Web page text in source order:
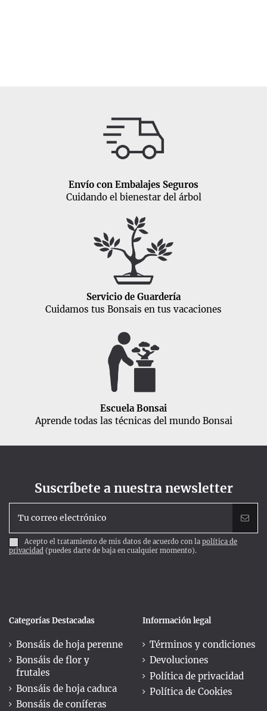
Envío con Embalajes Seguros
Cuidando el bienestar del árbol
Servicio de Guardería
Cuidamos tus Bonsais en tus vacaciones
Escuela Bonsai
Aprende todas las técnicas del mundo Bonsai
Suscríbete a nuestra newsletter
Acepto el tratamiento de mis datos de acuerdo con la política de
privacidad (puedes darte de baja en cualquier momento).
Categorías Destacadas
Bonsáis de hoja perenne
Bonsáis de flor y
frutales
Bonsáis de hoja caduca
Bonsáis de coníferas
Información legal
Términos y condiciones
Devoluciones
Política de privacidad
Política de Cookies